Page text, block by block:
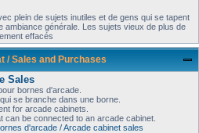
plein de sujets inutiles et de gens qui se tapent
ambiance générale. Les sujets vieux de plus de
effacés
/ Sales and Purchases
Sales
bornes d'arcade.
se branche dans une borne.
for arcade cabinets.
can be connected to an arcade cabinet.
d'arcade / Arcade cabinet sales